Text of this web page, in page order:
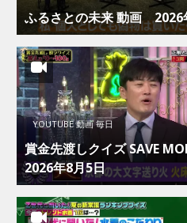
ふるさとの未来 動画 2026
YOUTUBE 動画 毎日
賞金先渡しクイズ SAVE
2026年8月5日